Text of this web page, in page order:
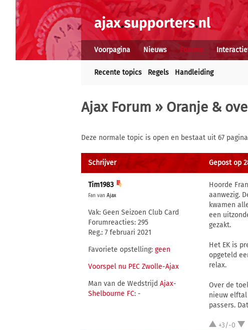
Voorpagina Nieuws Forums
Recente topics Regels Handleiding
Ajax Forum » Oranje &
Deze normale topic is open en bestaat uit 67
Schrijver Gepost op
Tim1983
Fan van Ajax
Vak: Geen Seizoen Club Card
Forumreacties: 295
Reg.: 7 februari 2021
Favoriete opstelling: geen
Voorspel nu PEC Zwolle-Ajax
Man van de Wedstrijd Ajax-
Shelbourne FC: -
Hoorde
aanwezig.
kwamen
een
gezakt.
Het EK is
opgeteld
relax.
Over de
nieuw
passers.
+3/-0